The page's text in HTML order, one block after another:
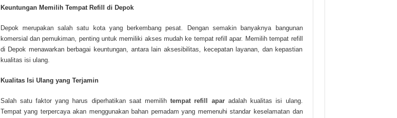
Keuntungan Memilih Tempat Refill di Depok
Depok merupakan salah satu kota yang berkembang pesat. Dengan semakin banyaknya bangunan
komersial dan pemukiman, penting untuk memiliki akses mudah ke tempat refill apar. Memilih tempat refill
di Depok menawarkan berbagai keuntungan, antara lain aksesibilitas, kecepatan layanan, dan kepastian
kualitas isi ulang.
Kualitas Isi Ulang yang Terjamin
Salah satu faktor yang harus diperhatikan saat memilih tempat refill aparadalah kualitas isi ulang.
Tempat yang terpercaya akan menggunakan bahan pemadam yang memenuhi standar keselamatan dan